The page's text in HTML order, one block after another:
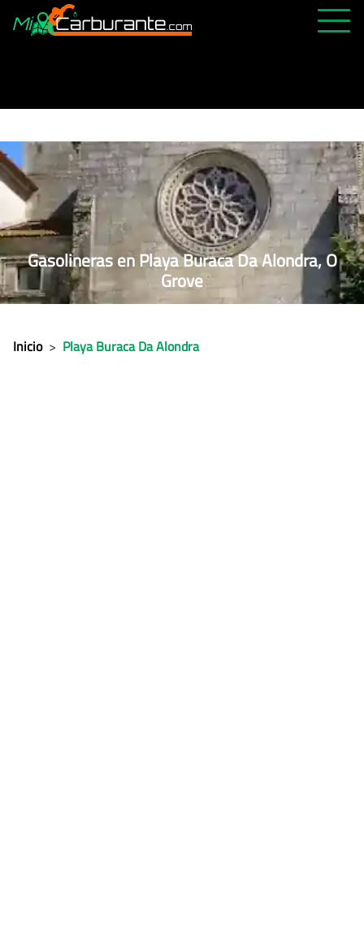
ABIERTAS 24H
ÚLTIMAS MATRÍCULAS
FAVORITAS
Gasolineras en Playa Buraca Da Alondra, O
Grove
Inicio > Playa Buraca Da Alondra